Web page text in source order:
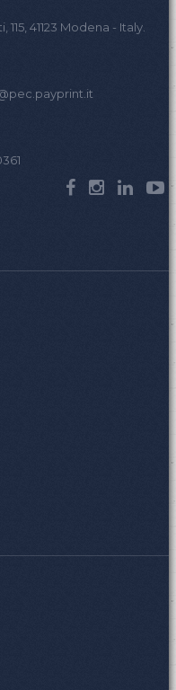
115, 41123 Modena - Italy.